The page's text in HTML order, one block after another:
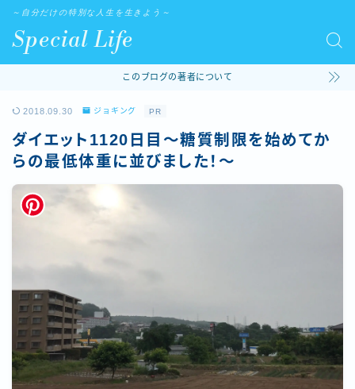
Special Life
～自分だけの特別な人生を生きよう～
このブログの著者について
2018.09.30 ジョギング PR
ダイエット1120日目〜糖質制限を始めてか
らの最低体重に並びました！〜